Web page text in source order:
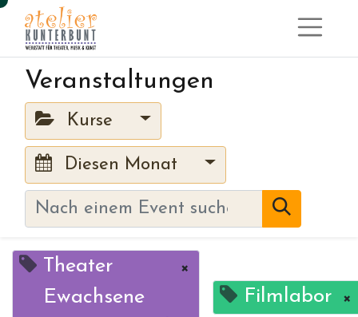
Veranstaltungen
Kurse
Diesen Monat
Theater
Ewachsene
×
Filmlabor ×